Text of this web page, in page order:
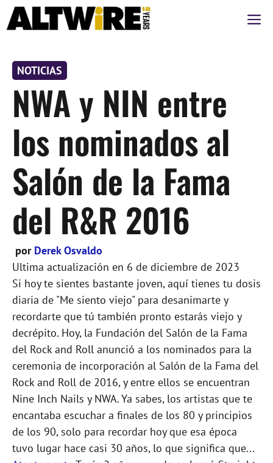
Saltar
al
NOTICIAS
NWA y NIN entre
los nominados al
Salón de la Fama
del R&R 2016
por Derek Osvaldo
Ultima actualización en 6 de diciembre de 2023
Si hoy te sientes bastante joven, aquí tienes tu dosis
diaria de "Me siento viejo" para desanimarte y
recordarte que tú también pronto estarás viejo y
decrépito. Hoy, la Fundación del Salón de la Fama
del Rock and Roll anunció a los nominados para la
ceremonia de incorporación al Salón de la Fama del
Rock and Roll de 2016, y entre ellos se encuentran
Nine Inch Nails y NWA. Ya sabes, los artistas que te
encantaba escuchar a finales de los 80 y principios
de los 90, solo para recordar hoy que esa época
tuvo lugar hace casi 30 años, lo que significa que...